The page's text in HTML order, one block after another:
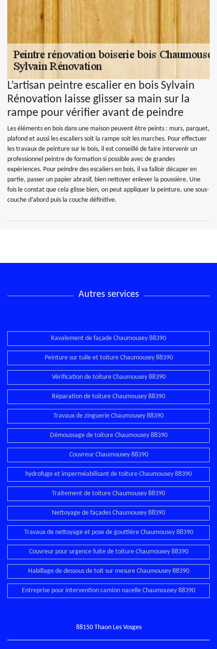
L’artisan peintre escalier en bois Sylvain
Rénovation laisse glisser sa main sur la
rampe pour vérifier avant de peindre
Les éléments en bois dans une maison peuvent être peints : murs, parquet,
plafond et aussi les escaliers soit la rampe soit les marches. Pour effectuer
les travaux de peinture sur le bois, il est conseillé de faire intervenir un
professionnel peintre de formation si possible avec de grandes
expériences. Pour peindre des escaliers en bois, il va falloir décaper en
partie, passer un papier abrasif, bien nettoyer enlever la poussière. Une
fois le constat que cela glisse bien, on peut appliquer la peinture, une sous-
couche d’abord puis la couche définitive.
Autres services
Ravalement de façade Chaumousey 88390
Peinture sur tuile et toiture Chaumousey 88390
Vérification de toiture Chaumousey 88390
Réparation de toiture Chaumousey 88390
Travaux de zinguerie Chaumousey 88390
Démoussage de toiture Chaumousey 88390
Couvreur Chaumousey 88390
hydrofuge et imperméabilisant de toiture Chaumousey 88390
Traitement de toiture Chaumousey 88390
Nettoyage de façades Chaumousey 88390
Travaux de nettoyage et pose de gouttière Chaumousey 88390
Couvreur pour urgence fuite de toiture Chaumousey 88390
Habillage de dessous de toit sur mesure Chaumousey 88390
Entreprise pour intervention camion nacelle Chaumousey 88390
88150 Thaon Les Vosges